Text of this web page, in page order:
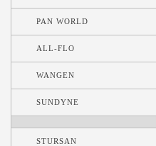
PAN WORLD
ALL-FLO
WANGEN
SUNDYNE
STURSAN